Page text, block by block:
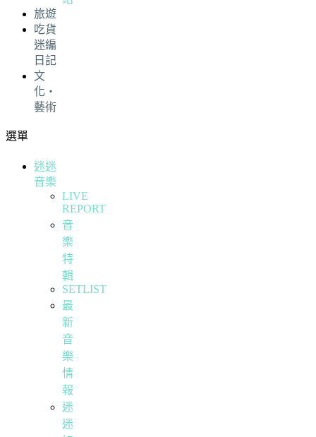
旅遊
吃貨
迷編
日記
文
化・
藝術
選單
迷迷
音樂
LIVE
REPORT
音
樂
特
輯
SETLIST
最
新
音
樂
情
報
迷
迷